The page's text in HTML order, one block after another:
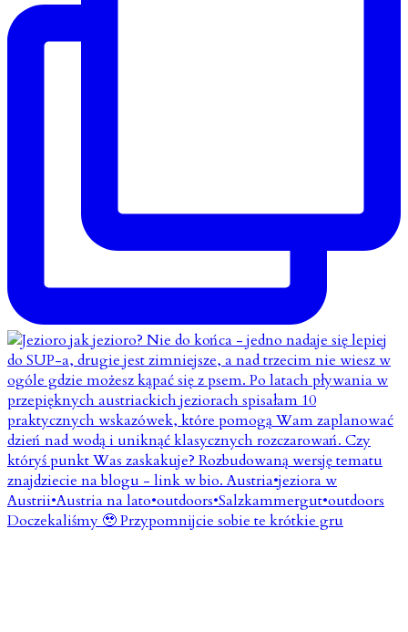
Doczekaliśmy 🥹 Przypomnijcie sobie te krótkie gru